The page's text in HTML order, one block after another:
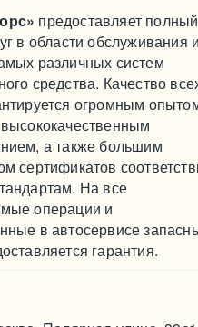
предоставляет полный
в области обслуживания и
различных систем
средства. Качество
огромным
а также большим
сертификатов
На все
операции и
в автосервисе
гарантия.